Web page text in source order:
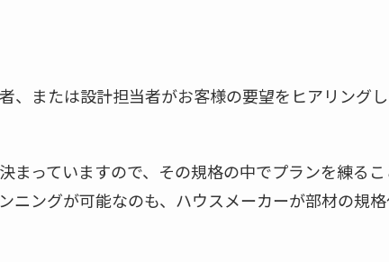
、または設計担当者がお客様の要望をヒアリング
まっていますので、その規格の中でプランを練る
ニングが可能なのも、ハウスメーカーが部材の規